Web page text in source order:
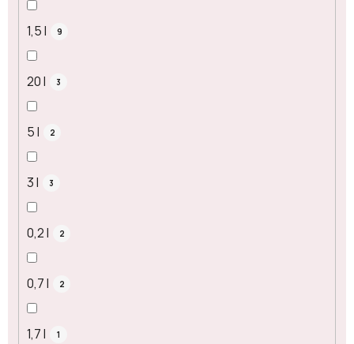
1,5 l 9
20 l 3
5 l 2
3 l 3
0,2 l 2
0,7 l 2
1,7 l 1